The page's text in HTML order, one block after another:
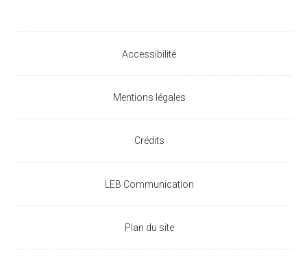
Accessibilité
Mentions légales
Crédits
LEB Communication
Plan du site